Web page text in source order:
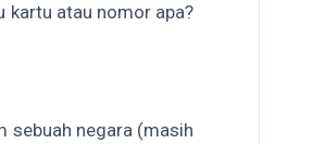
kartu atau nomor apa?
sebuah negara (masih